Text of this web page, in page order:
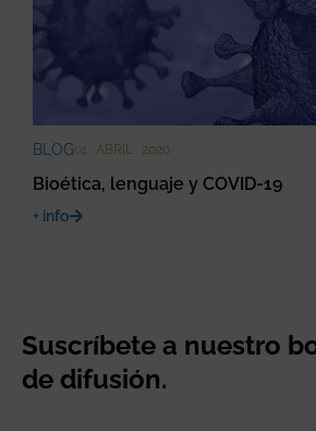
BLOG01 · ABRIL · 2020
Bioética, lenguaje y COVID-19
+ info
Suscríbete a nuestro
de difusión.